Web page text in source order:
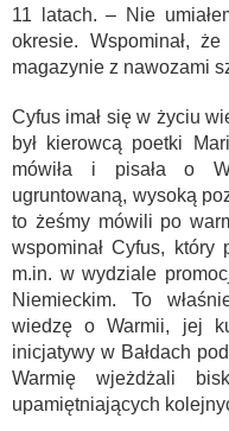
11 latach. – Nie
okresie. Wspominał,
magazynie z nawozami
Cyfus imał się w życiu
był kierowcą poetki
mówiła i pisała o
ugruntowaną, wysoką
to żeśmy mówili po
wspominał Cyfus, który
m.in. w wydziale
Niemieckim. To
wiedzę o Warmii, jej
inicjatywy w Bałdach
Warmię wjeżdżali
upamiętniających